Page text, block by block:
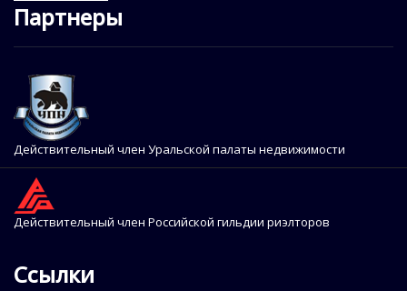
Партнеры
Действительный член Уральской палаты недвижимости
Действительный член Российской гильдии риэлторов
Ссылки